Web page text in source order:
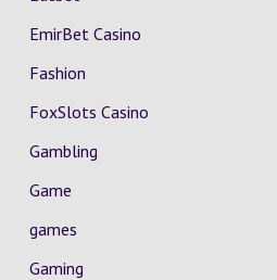
EmirBet Casino
Fashion
FoxSlots Casino
Gambling
Game
games
Gaming